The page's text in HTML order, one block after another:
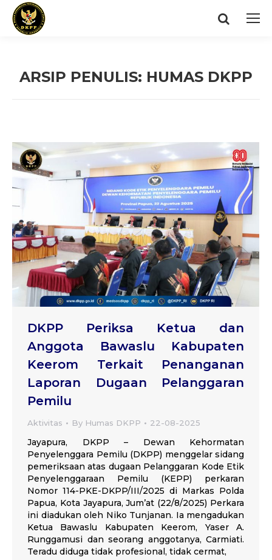
Search:
ARSIP PENULIS: HUMAS DKPP
DKPP Periksa Ketua dan
Anggota Bawaslu Kabupaten
Keerom Terkait Penanganan
Laporan Dugaan Pelanggaran
Pemilu
Aktivitas By Humas DKPP 22-08-2025
Jayapura, DKPP – Dewan Kehormatan
Penyelenggara Pemilu (DKPP) menggelar sidang
pemeriksaan atas dugaan Pelanggaran Kode Etik
Penyelenggaraan Pemilu (KEPP) perkaran
Nomor 114-PKE-DKPP/III/2025 di Markas Polda
Papua, Kota Jayapura, Jum’at (22/8/2025) Perkara
ini diadukan oleh Niko Tunjanan. Ia mengadukan
Ketua Bawaslu Kabupaten Keerom, Yaser A.
Runggamusi dan seorang anggotanya, Carmiati.
Teradu diduga tidak profesional, tidak cermat,